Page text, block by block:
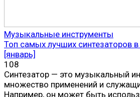
Музыкальные инструменты
Топ самых лучших синтезаторов
[январь]
108
Синтезатор — это музыкальный
множество применений и
Например, он может быть